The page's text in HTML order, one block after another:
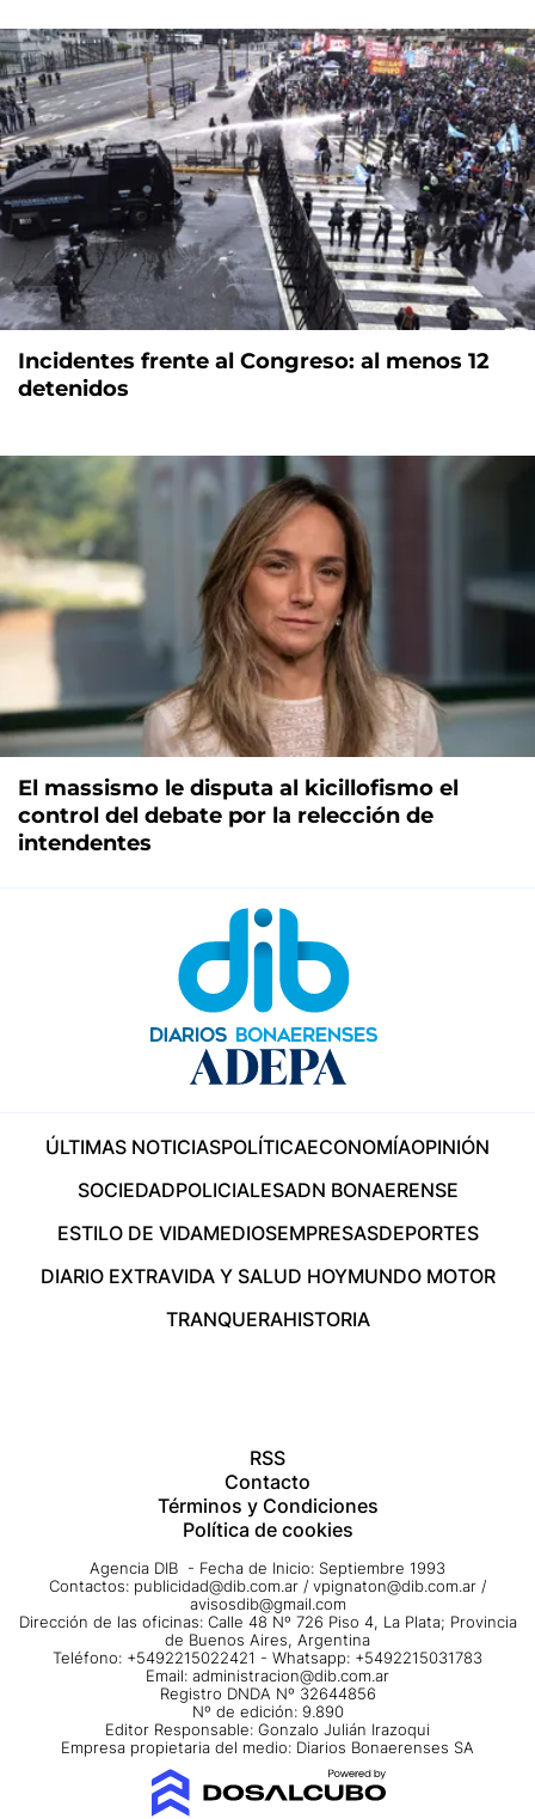
Incidentes frente al Congreso: al menos 12
detenidos
El massismo le disputa al kicillofismo el
control del debate por la relección de
intendentes
ÚLTIMAS NOTICIASPOLÍTICAECONOMÍAOPINIÓN
SOCIEDADPOLICIALESADN BONAERENSE
ESTILO DE VIDAMEDIOSEMPRESASDEPORTES
DIARIO EXTRAVIDA Y SALUD HOYMUNDO MOTOR
TRANQUERAHISTORIA
RSS
Contacto
Términos y Condiciones
Política de cookies
Agencia DIB - Fecha de Inicio: Septiembre 1993
Contactos: publicidad@dib.com.ar / vpignaton@dib.com.ar /
avisosdib@gmail.com
Dirección de las oficinas: Calle 48 Nº 726 Piso 4, La Plata; Provincia
de Buenos Aires, Argentina
Teléfono: +5492215022421 - Whatsapp: +5492215031783
Email: administracion@dib.com.ar
Registro DNDA Nº 32644856
Nº de edición: 9.890
Editor Responsable: Gonzalo Julián Irazoqui
Empresa propietaria del medio: Diarios Bonaerenses SA